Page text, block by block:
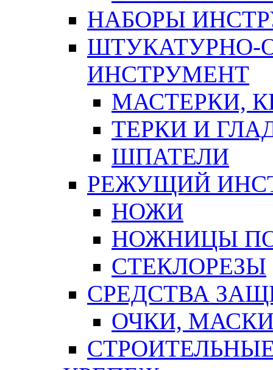
НАБОРЫ
ШТУКАТУРНО-
ИНСТРУМЕНТ
МАСТЕРКИ,
ТЕРКИ И
ШПАТЕЛИ
РЕЖУЩИЙ
НОЖИ
НОЖНИЦЫ
СТЕКЛОРЕЗЫ
СРЕДСТВА
ОЧКИ,